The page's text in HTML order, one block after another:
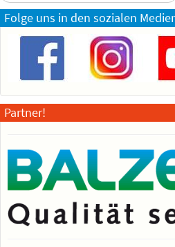
Folge uns in den sozialen
Partner!